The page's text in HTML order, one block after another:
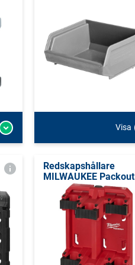
Visa
Redskapshållare
MILWAUKEE Packout